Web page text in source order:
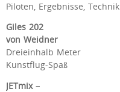
Piloten, Ergebnisse, Technik
Giles 202
von Weidner
Dreieinhalb Meter
Kunstflug-Spaß
JETmix –